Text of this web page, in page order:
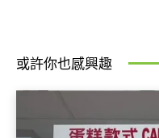
或許你也感興趣